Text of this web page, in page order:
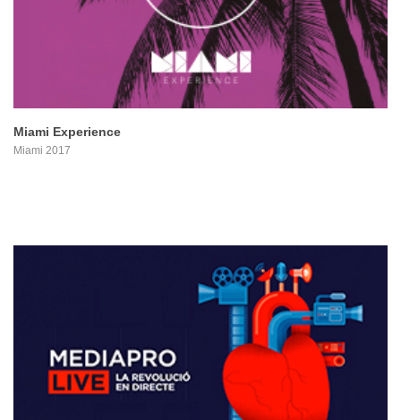
Miami Experience
Miami 2017
PROYECTO